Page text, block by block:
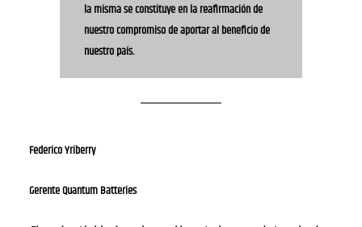
la misma se constituye en la reafirmación de
nuestro compromiso de aportar al beneficio de
nuestro país.
Federico Yriberry
Gerente Quantum Batteries